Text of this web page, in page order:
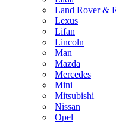
Land Rover &
Lexus
Lifan
Lincoln
Man
Mazda
Mercedes
Mini
Mitsubishi
Nissan
Opel